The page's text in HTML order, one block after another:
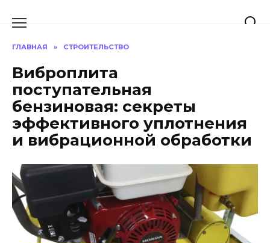
ГЛАВНАЯ » СТРОИТЕЛЬСТВО
Виброплита
поступательная
бензиновая: секреты
эффективного уплотнения
и вибрационной обработки